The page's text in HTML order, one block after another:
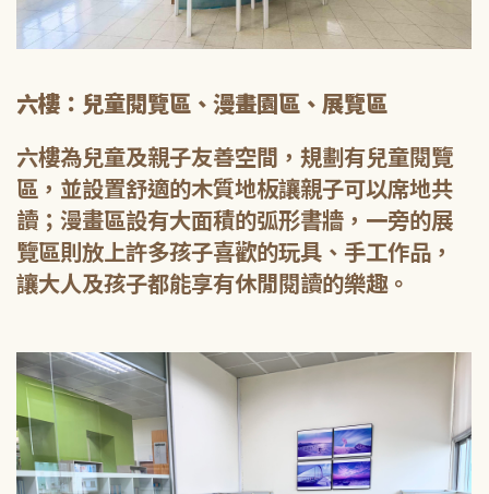
六樓：兒童閱覽區、漫畫園區、展覽區
六樓為兒童及親子友善空間，規劃有兒童閱覽
區，並設置舒適的木質地板讓親子可以席地共
讀；漫畫區設有大面積的弧形書牆，一旁的展
覽區則放上許多孩子喜歡的玩具、手工作品，
讓大人及孩子都能享有休閒閱讀的樂趣。